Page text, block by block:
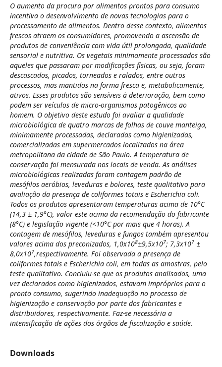
O aumento da procura por alimentos prontos para consumo
incentiva o desenvolvimento de novas tecnologias para o
processamento de alimentos. Dentro desse contexto, alimentos
frescos atraem os consumidores, promovendo a ascensão de
produtos de conveniência com vida útil prolongada, qualidade
sensorial e nutritiva. Os vegetais minimamente processados são
aqueles que passaram por modificações físicas, ou seja, foram
descascados, picados, torneados e ralados, entre outros
processos, mas mantidos na forma fresca e, metabolicamente,
ativos. Esses produtos são sensíveis à deterioração, bem como
podem ser veículos de micro-organismos patogênicos ao
homem. O objetivo deste estudo foi avaliar a qualidade
microbiológica de quatro marcas de folhas de couve manteiga,
minimamente processadas, declaradas como higienizadas,
comercializadas em supermercados localizados na área
metropolitana da cidade de São Paulo. A temperatura de
conservação foi mensurada nos locais de venda. As análises
microbiológicas realizadas foram contagem padrão de
mesófilos aeróbios, leveduras e bolores, teste qualitativo para
avaliação da presença de coliformes totais e Escherichia coli.
Todos os produtos apresentaram temperaturas acima de 10°C
(14,3 ± 1,9°C), valor este acima da recomendação do fabricante
(8°C) e legislação vigente (<10°C por mais que 4 horas). A
contagem de mesófilos, leveduras e fungos também apresentou
valores acima dos preconizados, 1,0x108±9,5x107; 7,3x107±
8,0x107,respectivamente. Foi observada a presença de
coliformes totais e Escherichia coli, em todas as amostras, pelo
teste qualitativo. Concluiu-se que os produtos analisados, uma
vez declarados como higienizados, estavam impróprios para o
pronto consumo, sugerindo inadequação no processo de
higienização e conservação por parte dos fabricantes e
distribuidores, respectivamente. Faz-se necessária a
intensificação de ações dos órgãos de fiscalização e saúde.
Downloads